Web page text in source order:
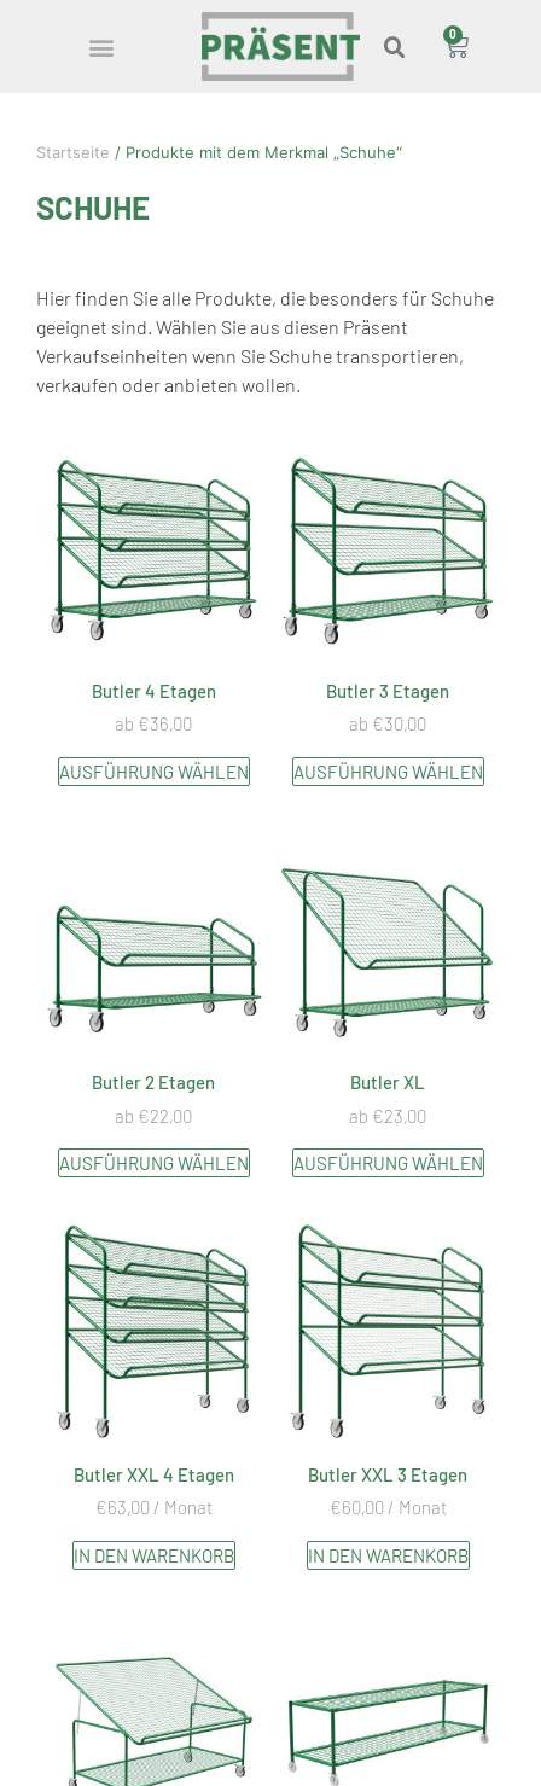
0
Startseite / Produkte mit dem Merkmal „Schuhe“
SCHUHE
Hier finden Sie alle Produkte, die besonders für Schuhe
geeignet sind. Wählen Sie aus diesen Präsent
Verkaufseinheiten wenn Sie Schuhe transportieren,
verkaufen oder anbieten wollen.
Butler 4 Etagen
ab €36,00
AUSFÜHRUNG WÄHLEN
Butler 3 Etagen
ab €30,00
AUSFÜHRUNG WÄHLEN
Butler 2 Etagen
ab €22,00
AUSFÜHRUNG WÄHLEN
Butler XL
ab €23,00
AUSFÜHRUNG WÄHLEN
Butler XXL 4 Etagen
€63,00/ Monat
IN DEN WARENKORB
Butler XXL 3 Etagen
€60,00/ Monat
IN DEN WARENKORB